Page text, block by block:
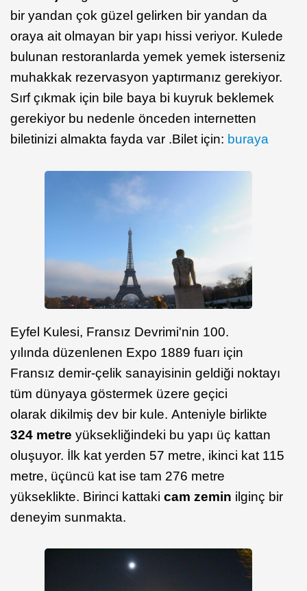
bir yandan çok güzel gelirken bir yandan da
oraya ait olmayan bir yapı hissi veriyor. Kulede
bulunan restoranlarda yemek yemek isterseniz
muhakkak rezervasyon yaptırmanız gerekiyor.
Sırf çıkmak için bile baya bi kuyruk beklemek
gerekiyor bu nedenle önceden internetten
biletinizi almakta fayda var .Bilet için: buraya
Eyfel Kulesi, Fransız Devrimi'nin 100.
yılında düzenlenen Expo 1889 fuarı için
Fransız demir-çelik sanayisinin geldiği noktayı
tüm dünyaya göstermek üzere geçici
olarak dikilmiş dev bir kule. Anteniyle birlikte
324 metre yüksekliğindeki bu yapı üç kattan
oluşuyor. İlk kat yerden 57 metre, ikinci kat 115
metre, üçüncü kat ise tam 276 metre
yükseklikte. Birinci kattaki cam zemin ilginç bir
deneyim sunmakta.